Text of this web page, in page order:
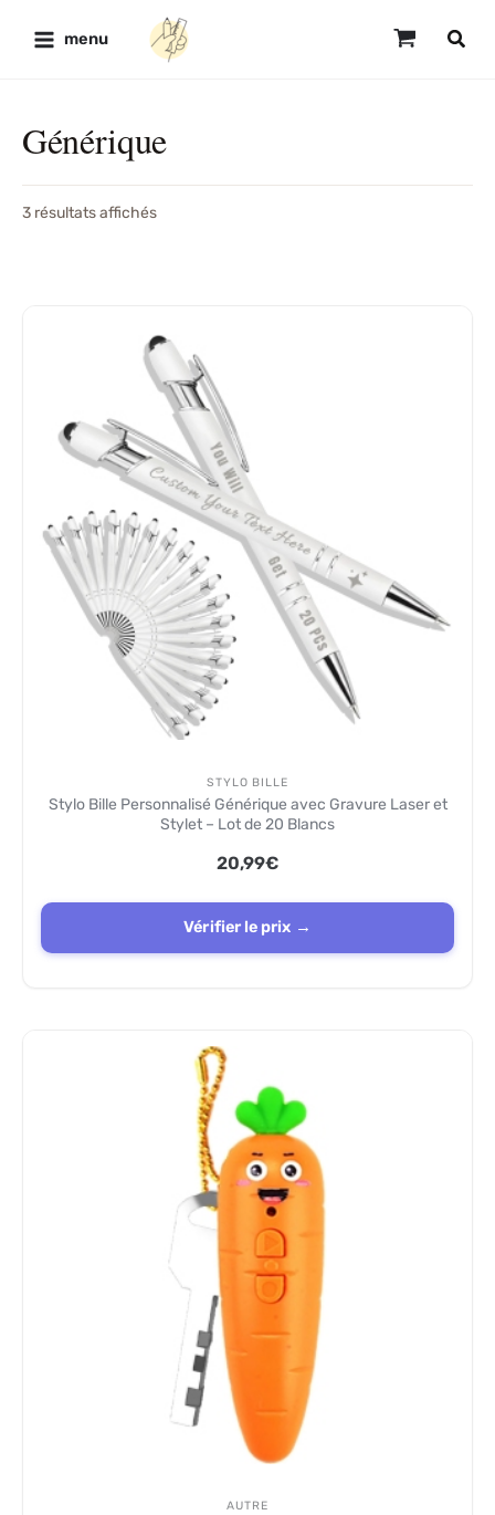
menu
Générique
3 résultats affichés
par
prix
croissant
STYLO BILLE
Stylo Bille Personnalisé Générique avec Gravure Laser et
Stylet – Lot de 20 Blancs
20,99€
Vérifier le prix →
AUTRE